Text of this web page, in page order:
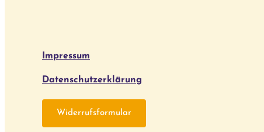
Impressum
Datenschutzerklärung
Widerrufsformular